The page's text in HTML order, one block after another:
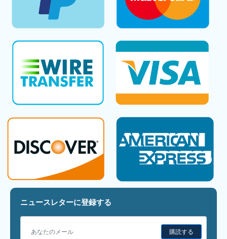
ニュースレターに登録する
購読する